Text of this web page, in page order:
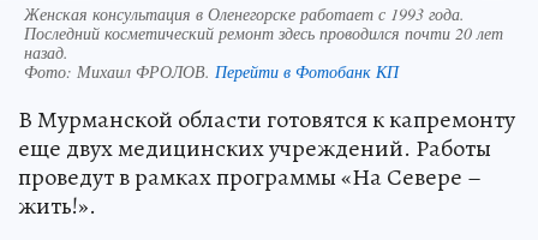
Женская консультация в Оленегорске работает с 1993 года.
Последний косметический ремонт здесь проводился почти 20 лет
назад.
Фото: Михаил ФРОЛОВ. Перейти в Фотобанк КП
В Мурманской области готовятся к капремонту
еще двух медицинских учреждений. Работы
проведут в рамках программы «На Севере –
жить!».